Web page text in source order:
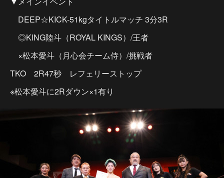
DEEP☆KICK-51kgタイトルマッチ 3分3R
◎KING陸斗（ROYAL KINGS）/王者
×松本愛斗（月心会チーム侍）/挑戦者
TKO 2R47秒 レフェリーストップ
※松本愛斗に2Rダウン×1有り